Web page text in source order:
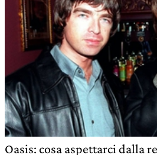
Oasis: cosa aspettarci dalla